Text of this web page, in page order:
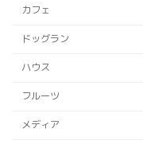
カフェ
ドッグラン
ハウス
フルーツ
メディア